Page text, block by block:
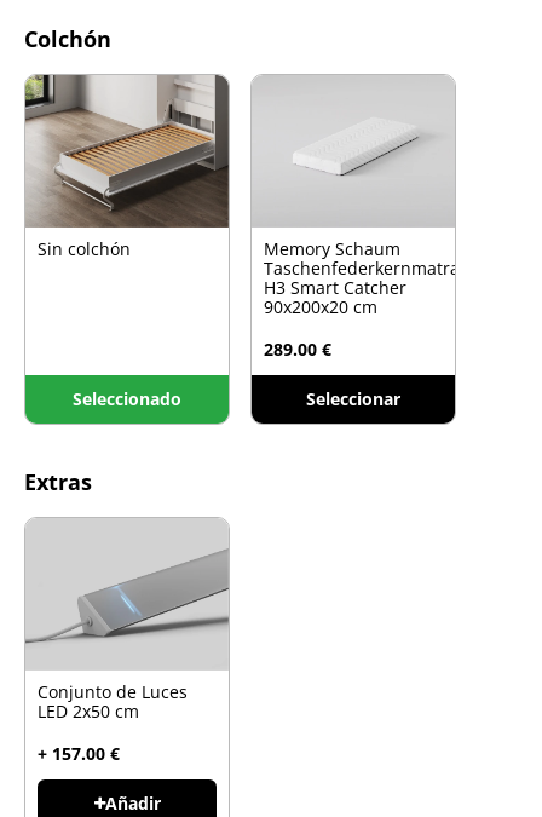
Colchón
Sin colchón
Seleccionado
Memory Schaum
Taschenfederkernmatratze
H3 Smart Catcher
90x200x20 cm
289.00 €
Seleccionar
Extras
Conjunto de Luces
LED 2x50 cm
+ 157.00 €
Añadir